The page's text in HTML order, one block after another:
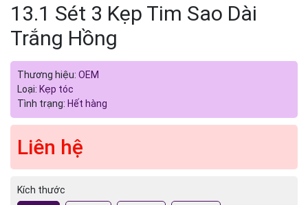
13.1 Sét 3 Kẹp Tim Sao Dài
Trắng Hồng
Thương hiệu: OEM
Loại: Kẹp tóc
Tình trạng: Hết hàng
Liên hệ
Kích thước